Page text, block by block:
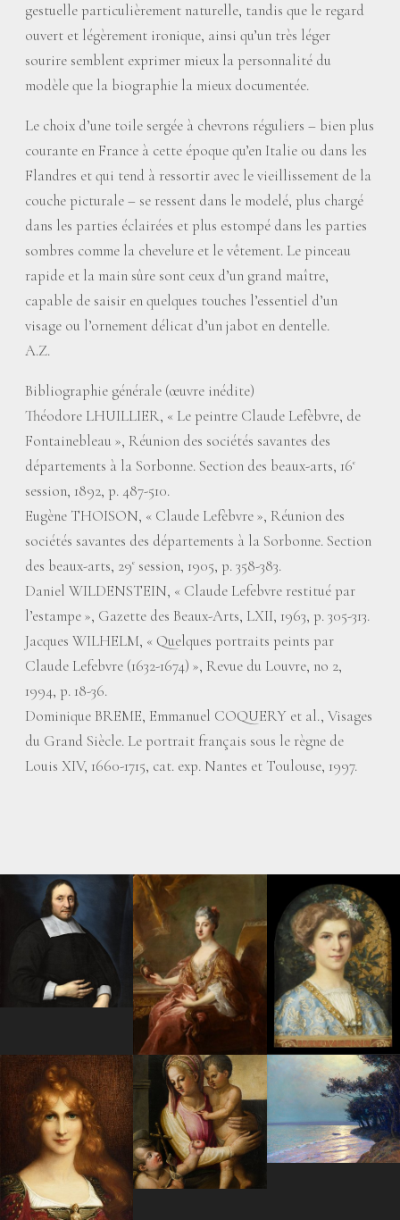
gestuelle particulièrement naturelle, tandis que le regard
ouvert et légèrement ironique, ainsi qu’un très léger
sourire semblent exprimer mieux la personnalité du
modèle que la biographie la mieux documentée.
Le choix d’une toile sergée à chevrons réguliers – bien plus
courante en France à cette époque qu’en Italie ou dans les
Flandres et qui tend à ressortir avec le vieillissement de la
couche picturale – se ressent dans le modelé, plus chargé
dans les parties éclairées et plus estompé dans les parties
sombres comme la chevelure et le vêtement. Le pinceau
rapide et la main sûre sont ceux d’un grand maître,
capable de saisir en quelques touches l’essentiel d’un
visage ou l’ornement délicat d’un jabot en dentelle.
A.Z.
Bibliographie générale (œuvre inédite)
Théodore LHUILLIER, « Le peintre Claude Lefèbvre, de
Fontainebleau », Réunion des sociétés savantes des
départements à la Sorbonne. Section des beaux-arts, 16e
session, 1892, p. 487-510.
Eugène THOISON, « Claude Lefèbvre», Réunion des
sociétés savantes des départements à la Sorbonne. Section
des beaux-arts, 29e session, 1905, p. 358-383.
Daniel WILDENSTEIN, « Claude Lefebvre restitué par
l’estampe», Gazette des Beaux-Arts, LXII, 1963, p. 305-313.
Jacques WILHELM, « Quelques portraits peints par
Claude Lefebvre (1632-1674) », Revue du Louvre, no 2,
1994, p. 18-36.
Dominique BREME, Emmanuel COQUERY et al., Visages
du Grand Siècle. Le portrait français sous le règne de
Louis XIV, 1660-1715, cat. exp. Nantes et Toulouse, 1997.